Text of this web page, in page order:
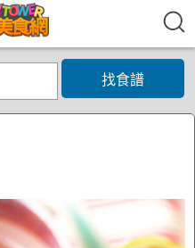
找食譜